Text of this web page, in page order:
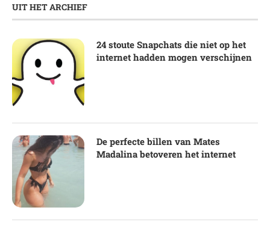
UIT HET ARCHIEF
24 stoute Snapchats die niet op het
internet hadden mogen verschijnen
De perfecte billen van Mates
Madalina betoveren het internet